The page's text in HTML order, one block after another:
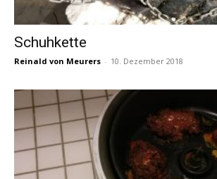
Schuhkette
Reinald von Meurers - 10. Dezember 2018